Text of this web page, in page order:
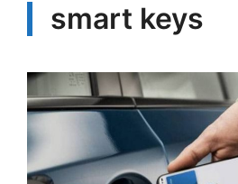
smart keys